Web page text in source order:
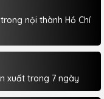
nội thành Hồ Chí
xuất trong 7 ngày